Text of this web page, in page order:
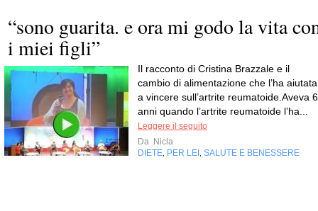
“sono guarita. e ora mi godo la vita
i miei figli”
Il racconto di Cristina Brazzale e il
cambio di alimentazione che l’ha aiutata
a vincere sull’artrite reumatoide.Aveva 6
anni quando l’artrite reumatoide l’ha...
Leggere il seguito
Da Nicla
DIETE PER LEI SALUTE E BENESSERE